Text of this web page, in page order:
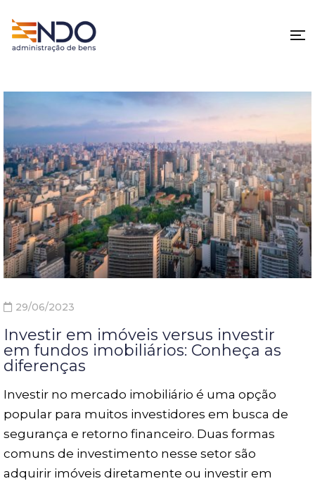
29/06/2023
Investir em imóveis versus investir
em fundos imobiliários: Conheça as
diferenças
Investir no mercado imobiliário é uma opção
popular para muitos investidores em busca de
segurança e retorno financeiro. Duas formas
comuns de investimento nesse setor são
adquirir imóveis diretamente ou investir em